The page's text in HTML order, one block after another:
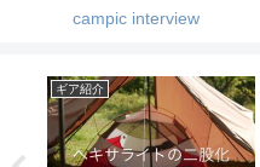
campic interview
ギア紹介